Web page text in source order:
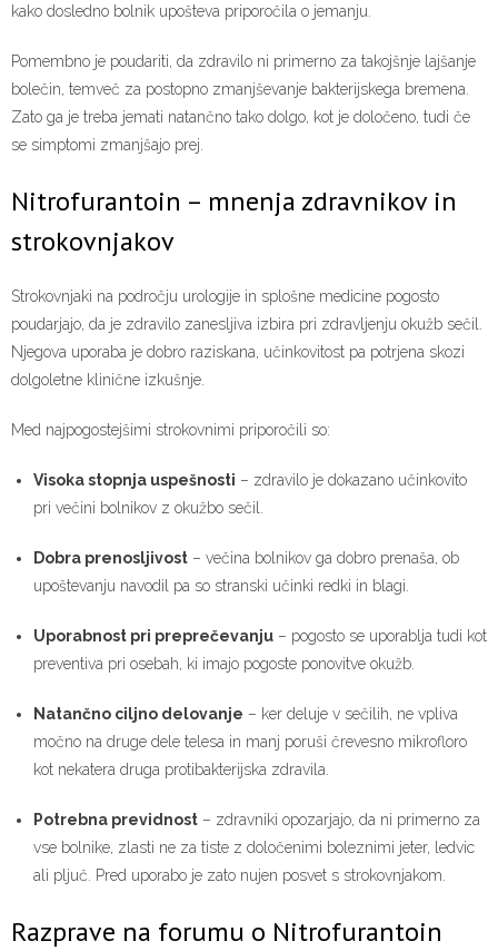
kako dosledno bolnik upošteva priporočila o jemanju.
Pomembno je poudariti, da zdravilo ni primerno za takojšnje lajšanje
bolečin, temveč za postopno zmanjševanje bakterijskega bremena.
Zato ga je treba jemati natančno tako dolgo, kot je določeno, tudi če
se simptomi zmanjšajo prej.
Nitrofurantoin – mnenja zdravnikov in
strokovnjakov
Strokovnjaki na področju urologije in splošne medicine pogosto
poudarjajo, da je zdravilo zanesljiva izbira pri zdravljenju okužb sečil.
Njegova uporaba je dobro raziskana, učinkovitost pa potrjena skozi
dolgoletne klinične izkušnje.
Med najpogostejšimi strokovnimi priporočili so:
Visoka stopnja uspešnosti – zdravilo je dokazano učinkovito
pri večini bolnikov z okužbo sečil.
Dobra prenosljivost – večina bolnikov ga dobro prenaša, ob
upoštevanju navodil pa so stranski učinki redki in blagi.
Uporabnost pri preprečevanju – pogosto se uporablja tudi kot
preventiva pri osebah, ki imajo pogoste ponovitve okužb.
Natančno ciljno delovanje – ker deluje v sečilih, ne vpliva
močno na druge dele telesa in manj poruši črevesno mikrofloro
kot nekatera druga protibakterijska zdravila.
Potrebna previdnost – zdravniki opozarjajo, da ni primerno za
vse bolnike, zlasti ne za tiste z določenimi boleznimi jeter, ledvic
ali pljuč. Pred uporabo je zato nujen posvet s strokovnjakom.
Razprave na forumu o Nitrofurantoin